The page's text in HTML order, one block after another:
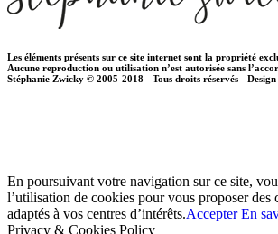
Les éléments présents sur ce site internet sont la propriété
Aucune reproduction ou utilisation n’est autorisée sans
Stéphanie Zwicky © 2005-2018 - Tous droits réservés -
En poursuivant votre navigation sur ce site,
l’utilisation de cookies pour vous proposer des
adaptés à vos centres d’intérêts.Accepter En
Privacy & Cookies Policy